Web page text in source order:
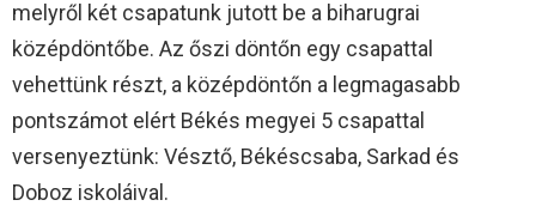
melyről két csapatunk jutott be a biharugrai
középdöntőbe. Az őszi döntőn egy csapattal
vehettünk részt, a középdöntőn a legmagasabb
pontszámot elért Békés megyei 5 csapattal
versenyeztünk: Vésztő, Békéscsaba, Sarkad és
Doboz iskoláival.